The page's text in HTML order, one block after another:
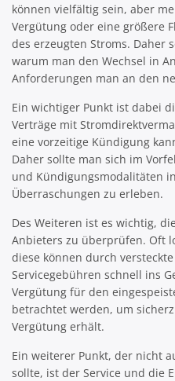
können vielfältig sein, aber
Vergütung oder eine größere
des erzeugten Stroms. Daher
warum man den Wechsel in
Anforderungen man an den
Ein wichtiger Punkt ist dabei
Verträge mit
eine vorzeitige Kündigung
Daher sollte man sich im
und Kündigungsmodalitäten
Überraschungen zu erleben.
Des Weiteren ist es wichtig,
Anbieters zu überprüfen. Oft
diese können durch
Servicegebühren schnell ins
Vergütung für den
betrachtet werden, um
Vergütung erhält.
Ein weiterer Punkt, der nicht
sollte, ist der Service und die